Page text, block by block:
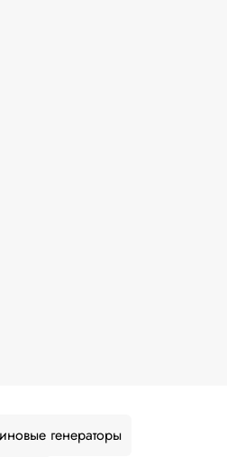
генераторы